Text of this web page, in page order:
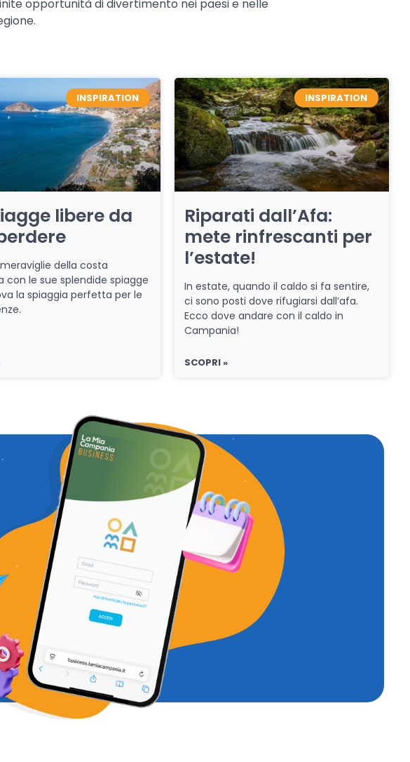
opportunità di divertimento nei paesi e nelle
INSPIRATION
libere da
della costa
con le sue splendide spiagge
la spiaggia perfetta per le
INSPIRATION
Riparati dall’Afa:
mete rinfrescanti per
l’estate!
In estate, quando il caldo si fa sentire,
ci sono posti dove rifugiarsi dall’afa.
Ecco dove andare con il caldo in
Campania!
SCOPRI »